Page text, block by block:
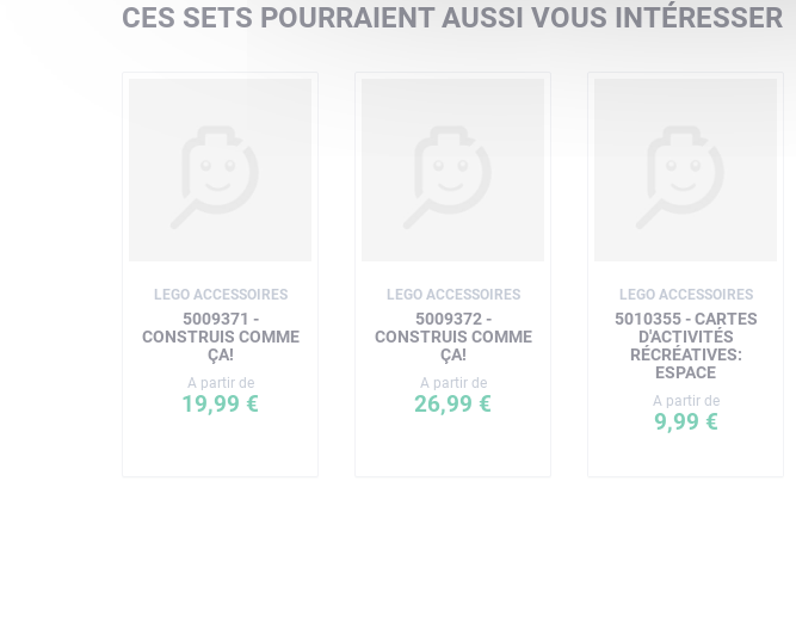
CES SETS POURRAIENT AUSSI VOUS INTÉRESSER
LEGO ACCESSOIRES
5009371 -
CONSTRUIS COMME
ÇA!
A partir de
19,99 €
LEGO ACCESSOIRES
5009372 -
CONSTRUIS COMME
ÇA!
A partir de
26,99 €
LEGO ACCESSOIRES
5010355 - CARTES
D'ACTIVITÉS
RÉCRÉATIVES:
ESPACE
A partir de
9,99 €